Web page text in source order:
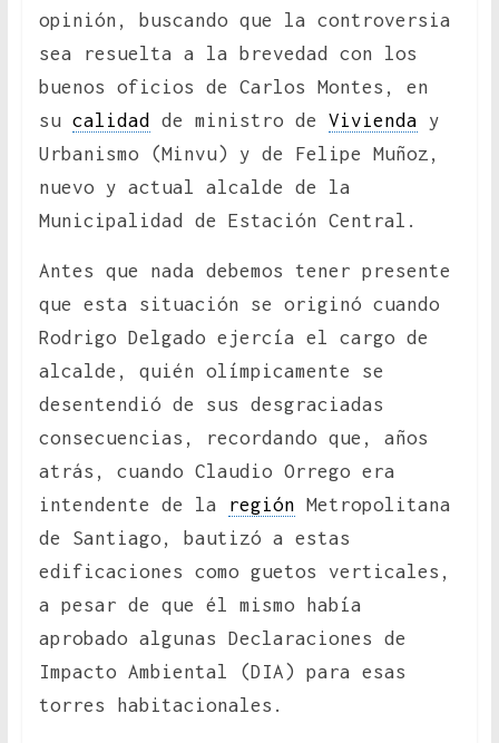
opinión, buscando que la controversia
sea resuelta a la brevedad con los
buenos oficios de Carlos Montes, en
su calidad de ministro de Vivienda y
Urbanismo (Minvu) y de Felipe Muñoz,
nuevo y actual alcalde de la
Municipalidad de Estación Central.
Antes que nada debemos tener presente
que esta situación se originó cuando
Rodrigo Delgado ejercía el cargo de
alcalde, quién olímpicamente se
desentendió de sus desgraciadas
consecuencias, recordando que, años
atrás, cuando Claudio Orrego era
intendente de la
región Metropolitana
de Santiago, bautizó a estas
edificaciones como guetos verticales,
a pesar de que él mismo había
aprobado algunas Declaraciones de
Impacto Ambiental (DIA) para esas
torres habitacionales.